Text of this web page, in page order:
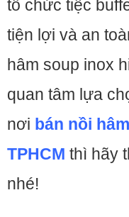
tổ chức tiệc
tiện lợi và an
hâm soup inox
quan tâm lựa
nơi bán nồi
TPHCM thì hãy
nhé!